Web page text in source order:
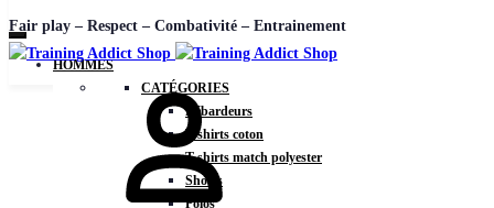
Fair play – Respect – Combativité – Entrainement
HOMMES
CATÉGORIES
Débardeurs
T-shirts coton
T-shirts match polyester
Shorts
Polos